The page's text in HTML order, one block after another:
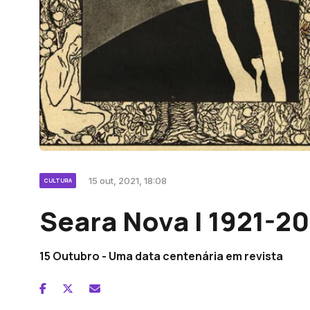
CULTURA 15 out, 2021, 18:08
Seara Nova | 1921-
15 Outubro - Uma data centenária em revista